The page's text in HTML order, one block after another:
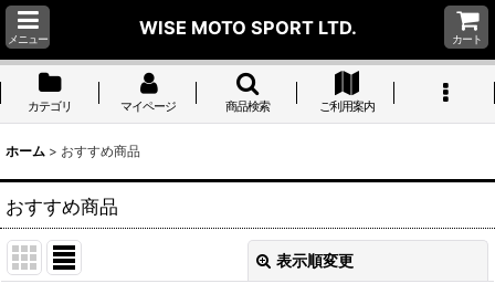
メニュー
WISE MOTO SPORT LTD.
カート
カテゴリ マイページ 商品検索 ご利用案内
ホーム > おすすめ商品
おすすめ商品
表示順変更